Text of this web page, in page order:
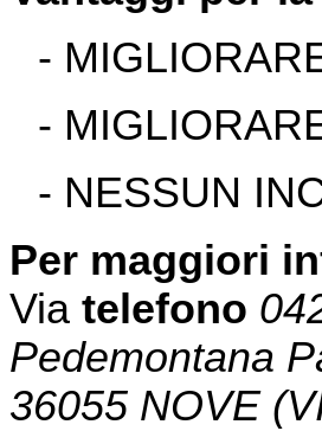
-
-
- NESSUN
Per maggiori
Via telefono
Pedemontana
36055 NOVE